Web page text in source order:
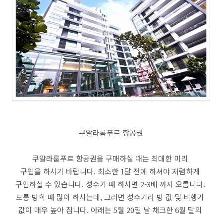
쿠알라룸푸르 항공권
쿠알라룸푸르 항공권을 구매하실 때는 최대한 미리
구입을 하시기 바랍니다. 최소한 1달 전에 하셔야 저렴하게
구입하실 수 있습니다. 성수기 때 하시면 2-3배 까지 오름니다.
보통 방학 때 많이 하시는데, 그러면 성수기라 방 값 및 비행기
값이 매우 높아 집니다. 아래는 5월 20일 날 채크한 6월 말의